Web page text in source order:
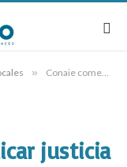
» Conaie comenzó a aplicar justicia indígena a infiltrados en sus protestas
justicia